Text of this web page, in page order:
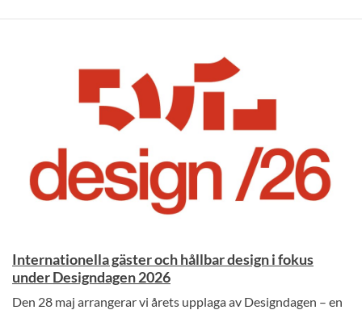
Internationella gäster och hållbar design i fokus
under Designdagen 2026
Den 28 maj arrangerar vi årets upplaga av Designdagen – en